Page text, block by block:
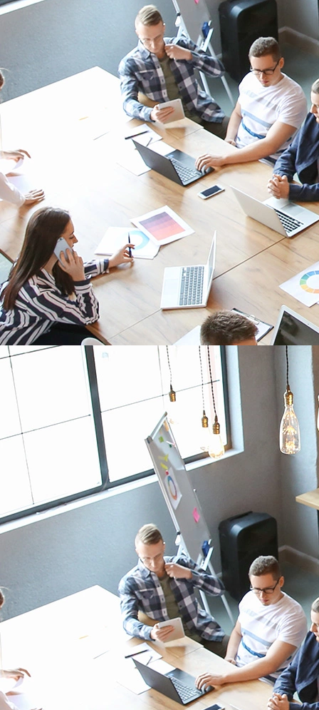
Maintenir
NOTRE ECOSYSTEM DE
PARTENAIRES
UNE PASSERELLE LORAWAN
QUI S’ADAPTE À VOTRE
ARCHITECTURE IT
IRIS combine compacité, performance radio et simplicité
l’intégration de vos capteurs
dans vos architectures IoT.
Points forts